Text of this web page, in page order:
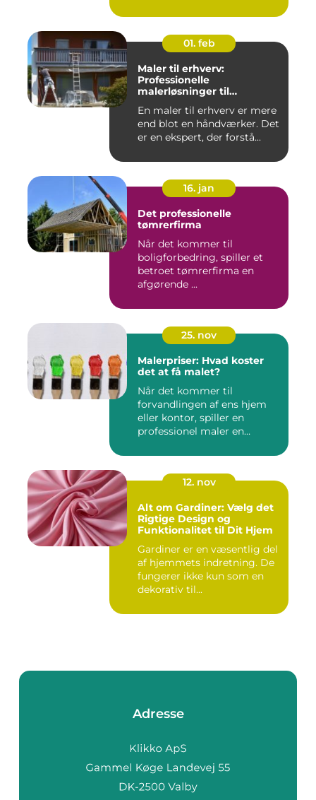
01. feb
Maler til erhverv:
Professionelle
malerløsninger til
En maler til erhverv er mere
end blot en håndværker. Det
er en ekspert, der forstå...
16. jan
Det professionelle
tømrerfirma
Når det kommer til
boligforbedring, spiller et
betroet tømrerfirma en
afgørende ...
25. nov
Malerpriser: Hvad koster
det at få malet?
Når det kommer til
forvandlingen af ens hjem
eller kontor, spiller en
professionel maler en
12. nov
Alt om Gardiner: Vælg det
Rigtige Design og
Funktionalitet til Dit Hjem
Gardiner er en væsentlig del
af hjemmets indretning. De
fungerer ikke kun som en
dekorativ til...
Adresse